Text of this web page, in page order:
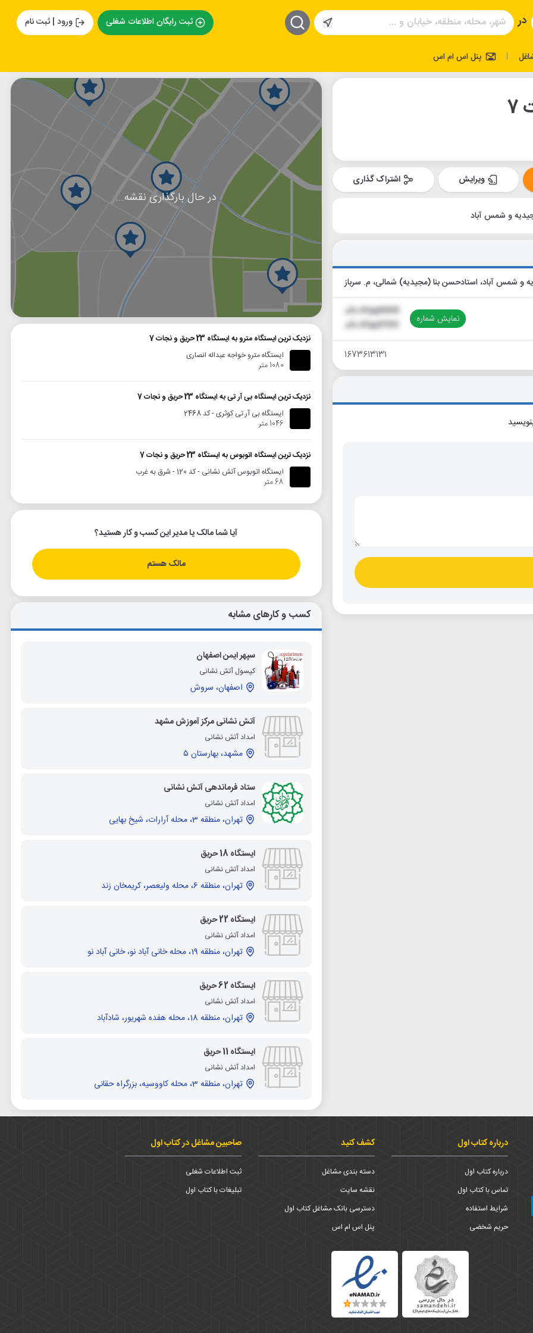
در ثبت رایگان اطلاعات شغلی ورود | ثبت نام
| پنل اس ام اس
ویرایش اشتراک گذاری
و شمس آباد
نمایش شماره
021-22514444
021-22513222
1673613131
در حال بارگذاری نقشه...
نزدیک ترین ایستگاه مترو به ایستگاه 23 حریق و نجات 7
ایستگاه مترو خواجه عبداله انصاری
1080 متر
نزدیک ترین ایستگاه بی آر تی به ایستگاه 23 حریق و نجات 7
ایستگاه بی آر تی کوثری - کد 2468
1046 متر
نزدیک ترین ایستگاه اتوبوس به ایستگاه 23 حریق و نجات 7
ایستگاه اتوبوس آتش نشانی - کد 120 - شرق به غرب
68 متر
آیا شما مالک یا مدیر این کسب و کار هستید؟
مالک هستم
کسب و کارهای مشابه
سپهر ایمن اصفهان
کپسول آتش نشانی
اصفهان، سروش
آتش نشانی مرکز آموزش مشهد
امداد آتش نشانی
مشهد، بهارستان ۵
ستاد فرماندهی آتش نشانی
امداد آتش نشانی
تهران، منطقه 3، محله آرارات، شیخ بهایی
ایستگاه 18 حریق
امداد آتش نشانی
تهران، منطقه 6، محله ولیعصر، کریمخان زند
ایستگاه 22 حریق
امداد آتش نشانی
تهران، منطقه 19، محله خانی آباد نو، خانی آباد نو
ایستگاه 62 حریق
امداد آتش نشانی
تهران، منطقه 18، محله هفده شهریور، شادآباد
ایستگاه 11 حریق
امداد آتش نشانی
تهران، منطقه 3، محله کاووسیه، بزرگراه حقانی
درباره کتاب اول
درباره کتاب اول
تماس با کتاب اول
شرایط استفاده
حریم شخضی
کشف کنید
دسته بندی مشاغل
نقشه سایت
دسترسی بانک مشاغل کتاب اول
پنل اس ام اس
صاحبین مشاغل در کتاب اول
ثبت اطلاعات شغلی
تبلیغات با کتاب اول